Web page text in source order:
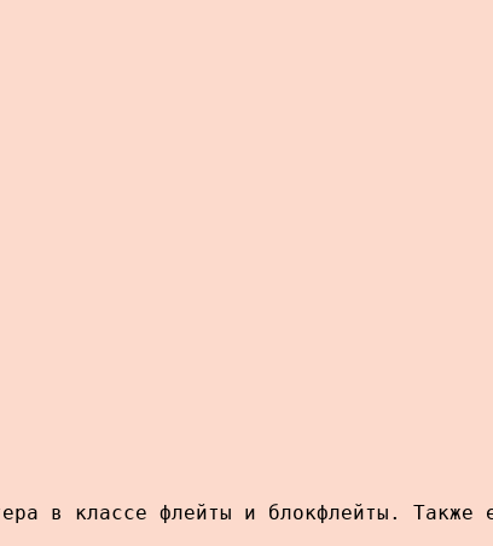
в классе флейты и блокфлейты.